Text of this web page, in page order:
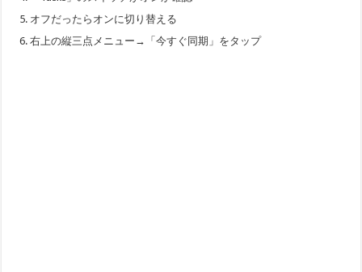
オフだったらオンに切り替える
右上の縦三点メニュー→「今すぐ同期」をタップ